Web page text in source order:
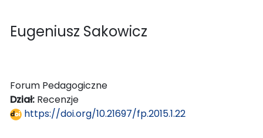
Eugeniusz Sakowicz
Forum Pedagogiczne
Dział: Recenzje
https://doi.org/10.21697/fp.2015.1.22